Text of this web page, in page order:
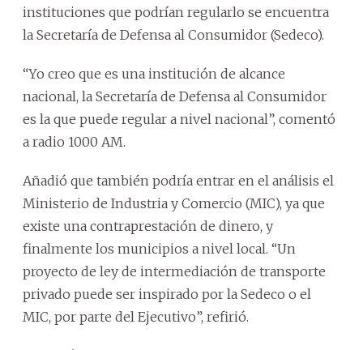
instituciones que podrían regularlo se encuentra
la Secretaría de Defensa al Consumidor (Sedeco).
“Yo creo que es una institución de alcance
nacional, la Secretaría de Defensa al Consumidor
es la que puede regular a nivel nacional”, comentó
a radio 1000 AM.
Añadió que también podría entrar en el análisis el
Ministerio de Industria y Comercio (MIC), ya que
existe una contraprestación de dinero, y
finalmente los municipios a nivel local. “Un
proyecto de ley de intermediación de transporte
privado puede ser inspirado por la Sedeco o el
MIC, por parte del Ejecutivo”, refirió.